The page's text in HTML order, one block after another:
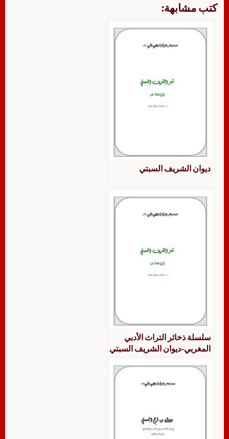
كتب مشابهة:
ديوان الشريف السبتي
سلسلة ذخائر التراث الأدبي
المغربي-ديوان الشريف السبتي